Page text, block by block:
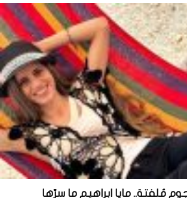
مُلفتة.. مايا ابراهيم ما سرّها